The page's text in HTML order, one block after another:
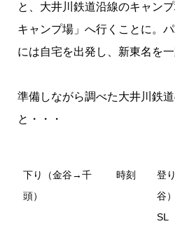
と、大井川鉄道沿線のキャン
キャンプ場」へ行くことに。
には自宅を出発し、新東名を一
準備しながら調べた大井川鉄
と・・・
下り（金谷→千
頭）
時刻
登
谷）
SⅬ